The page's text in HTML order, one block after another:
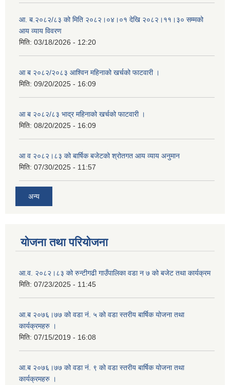
आ. ब.२०८२/८३ को मिति २०८२।०४।०१ देखि २०८२।११।३० सम्मको
आय व्याय विवरण
मिति: 03/18/2026 - 12:20
आ ब २०८२/२०८३ आश्विन महिनाको खर्चको फाटवारी ।
मिति: 09/20/2025 - 16:09
आ ब २०८२/८३ भाद्र महिनाको खर्चको फाटवारी ।
मिति: 08/20/2025 - 16:09
आ व २०८२।८३ को बार्षिक बजेटको श्रोतगत आय व्याय अनुमान
मिति: 07/30/2025 - 11:57
अन्य
योजना तथा परियोजना
आ.व. २०८२।८३ को रुन्टीगढी गाउँपालिका वडा न ७ को बजेट तथा कार्यक्रम
मिति: 07/23/2025 - 11:45
आ.ब २०७६।७७ को वडा नं. ५ को वडा स्तरीय बार्षिक योजना तथा
कार्यक्रमहरु ।
मिति: 07/15/2019 - 16:08
आ.ब २०७६।७७ को वडा नं. ९ को वडा स्तरीय बार्षिक योजना तथा
कार्यक्रमहरु ।